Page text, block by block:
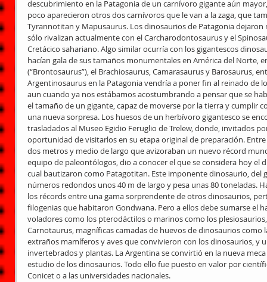
descubrimiento en la Patagonia de un carnívoro gigante aún
poco aparecieron otros dos carnívoros que le van a la zaga, que
Tyrannotitan y Mapusaurus. Los dinosaurios de Patagonia
sólo rivalizan actualmente con el Carcharodontosaurus y el
Cretácico sahariano. Algo similar ocurría con los gigantescos
hacían gala de sus tamaños monumentales en América del Norte,
(“Brontosaurus”), el Brachiosaurus, Camarasaurus y Barosaurus,
Argentinosaurus en la Patagonia vendría a poner fin al reinado de
aun cuando ya nos estábamos acostumbrando a pensar que se
el tamaño de un gigante, capaz de moverse por la tierra y cumplir
una nueva sorpresa. Los huesos de un herbívoro gigantesco se
trasladados al Museo Egidio Feruglio de Trelew, donde, invitados
oportunidad de visitarlos en su etapa original de preparación.
dos metros y medio de largo que avizoraban un nuevo récord
equipo de paleontólogos, dio a conocer el que se considera hoy el
cual bautizaron como Patagotitan. Este imponente dinosaurio,
números redondos unos 40 m de largo y pesa unas 80 toneladas.
los récords entre una gama sorprendente de otros dinosaurios,
filogenias que habitaron Gondwana. Pero a ellos debe sumarse el
voladores como los pterodáctilos o marinos como los
Carnotaurus, magníficas camadas de huevos de dinosaurios como
extraños mamíferos y aves que convivieron con los dinosaurios, y
invertebrados y plantas. La Argentina se convirtió en la nueva
estudio de los dinosaurios. Todo ello fue puesto en valor por
Conicet o a las universidades nacionales.